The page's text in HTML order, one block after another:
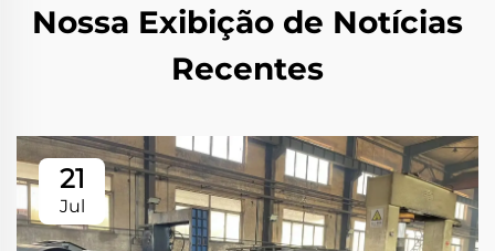
Nossa Exibição de Notícias
Recentes
21
Jul